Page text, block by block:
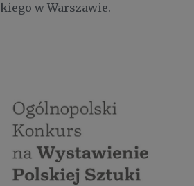
w Warszawie.